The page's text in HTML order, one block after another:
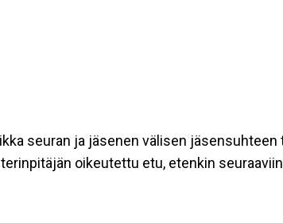
seuran ja jäsenen välisen jäsensuhteen
oikeutettu etu, etenkin